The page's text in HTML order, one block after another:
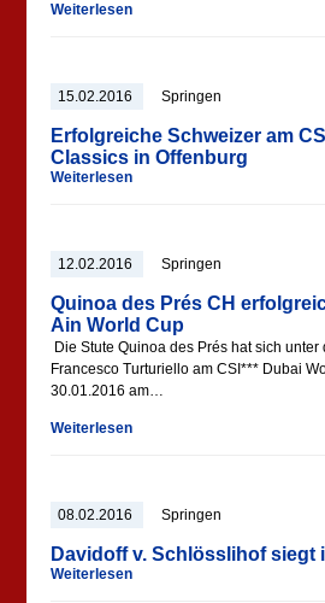
Weiterlesen
15.02.2016 Springen
Erfolgreiche Schweizer am
Classics in Offenburg
Weiterlesen
12.02.2016 Springen
Quinoa des Prés CH
Ain World Cup
Die Stute Quinoa des Prés hat sich
Francesco Turturiello am CSI*** Dubai
30.01.2016 am…
Weiterlesen
08.02.2016 Springen
Davidoff v. Schlösslihof siegt
Weiterlesen